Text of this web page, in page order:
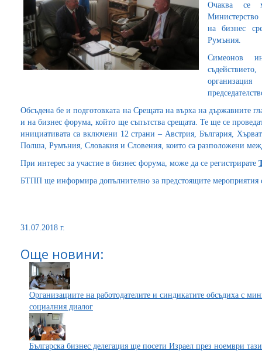
Очаква се
Министерство
на бизнес
Румъния.
Симеонов
Обсъдена бе и подготовката на Срещата на върха на държавните
и на бизнес форума, който ще съпътства срещата. Те ще се
инициативата са включени 12 страни – Австрия, България,
Полша, Румъния, Словакия и Словения, които са разположени
При интерес за участие в бизнес форума, може да се регистрирате
БТПП ще информира допълнително за предстоящите мероприятия
31.07.2018 г.
Още новини:
Организациите на работодателите и синдикатите обсъдиха с
социалния диалог
Българска бизнес делегация ще посети Израел през ноември